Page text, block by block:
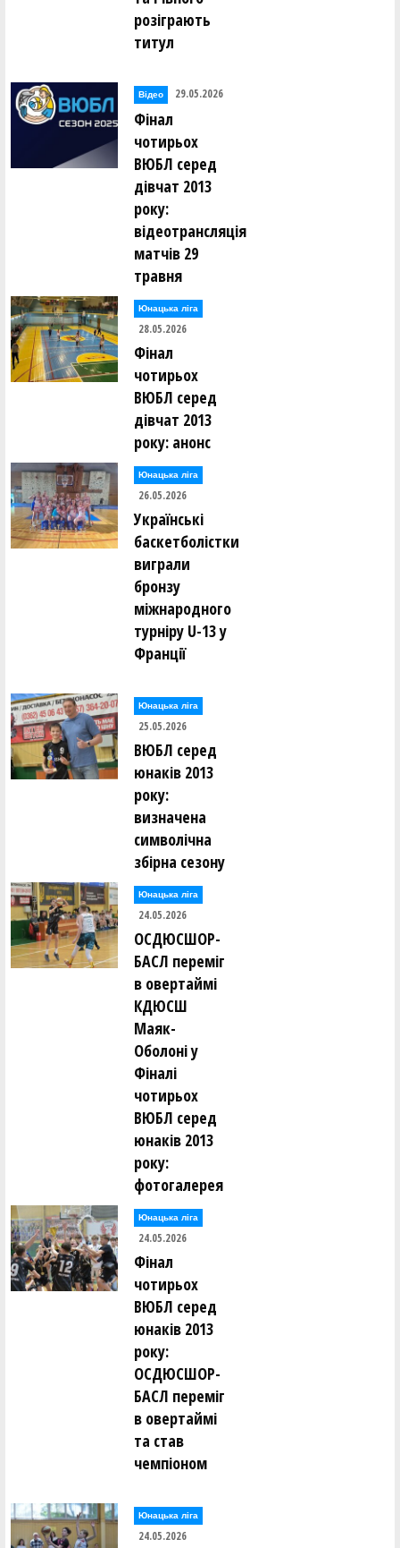
розіграють
титул
Відео 29.05.2026
Фінал
чотирьох
ВЮБЛ серед
дівчат 2013
року:
відеотрансляція
матчів 29
травня
Юнацька ліга
28.05.2026
Фінал
чотирьох
ВЮБЛ серед
дівчат 2013
року: анонс
Юнацька ліга
26.05.2026
Українські
баскетболістки
виграли
бронзу
міжнародного
турніру U-13 у
Франції
Юнацька ліга
25.05.2026
ВЮБЛ серед
юнаків 2013
року:
визначена
символічна
збірна сезону
Юнацька ліга
24.05.2026
ОСДЮСШОР-
БАСЛ переміг
в овертаймі
КДЮСШ
Маяк-
Оболоні у
Фіналі
чотирьох
ВЮБЛ серед
юнаків 2013
року:
фотогалерея
Юнацька ліга
24.05.2026
Фінал
чотирьох
ВЮБЛ серед
юнаків 2013
року:
ОСДЮСШОР-
БАСЛ переміг
в овертаймі
та став
чемпіоном
Юнацька ліга
24.05.2026